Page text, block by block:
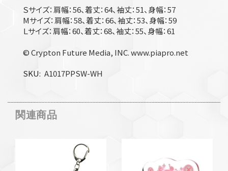
Ｓサイズ：肩幅：56、着丈：64、袖丈：51、身幅：57
Mサイズ：肩幅：58、着丈：66、袖丈：53、身幅：59
Ｌサイズ：肩幅：60、着丈：68、袖丈：55、身幅：61
© Crypton Future Media, INC. www.piapro.net
SKU A1017PPSW-WH
関連商品